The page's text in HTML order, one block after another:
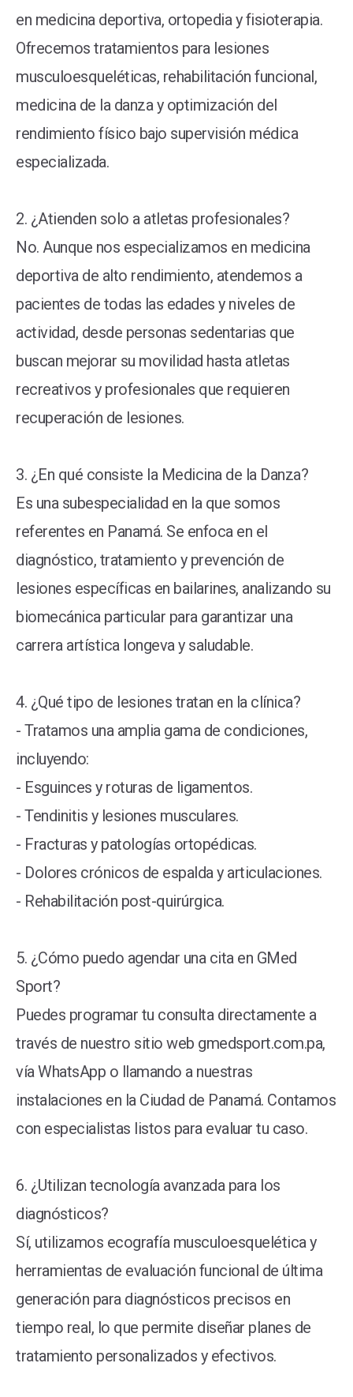
en medicina deportiva, ortopedia y fisioterapia.
Ofrecemos tratamientos para lesiones
musculoesqueléticas, rehabilitación funcional,
medicina de la danza y optimización del
rendimiento físico bajo supervisión médica
especializada.
2. ¿Atienden solo a atletas profesionales?
No. Aunque nos especializamos en medicina
deportiva de alto rendimiento, atendemos a
pacientes de todas las edades y niveles de
actividad, desde personas sedentarias que
buscan mejorar su movilidad hasta atletas
recreativos y profesionales que requieren
recuperación de lesiones.
3. ¿En qué consiste la Medicina de la Danza?
Es una subespecialidad en la que somos
referentes en Panamá. Se enfoca en el
diagnóstico, tratamiento y prevención de
lesiones específicas en bailarines, analizando su
biomecánica particular para garantizar una
carrera artística longeva y saludable.
4. ¿Qué tipo de lesiones tratan en la clínica?
- Tratamos una amplia gama de condiciones,
incluyendo:
- Esguinces y roturas de ligamentos.
- Tendinitis y lesiones musculares.
- Fracturas y patologías ortopédicas.
- Dolores crónicos de espalda y articulaciones.
- Rehabilitación post-quirúrgica.
5. ¿Cómo puedo agendar una cita en GMed
Sport?
Puedes programar tu consulta directamente a
través de nuestro sitio web gmedsport.com.pa,
vía WhatsApp o llamando a nuestras
instalaciones en la Ciudad de Panamá. Contamos
con especialistas listos para evaluar tu caso.
6. ¿Utilizan tecnología avanzada para los
diagnósticos?
Sí, utilizamos ecografía musculoesquelética y
herramientas de evaluación funcional de última
generación para diagnósticos precisos en
tiempo real, lo que permite diseñar planes de
tratamiento personalizados y efectivos.